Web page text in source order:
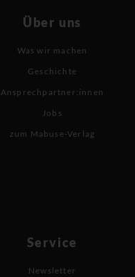
Über uns
Was wir machen
Geschichte
Ansprechpartner:innen
Jobs
zum Mabuse-Verlag
Service
Newsletter